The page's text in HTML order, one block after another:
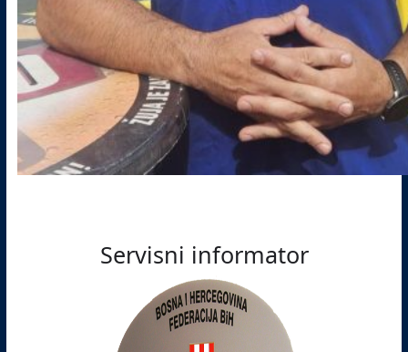
Servisni informator